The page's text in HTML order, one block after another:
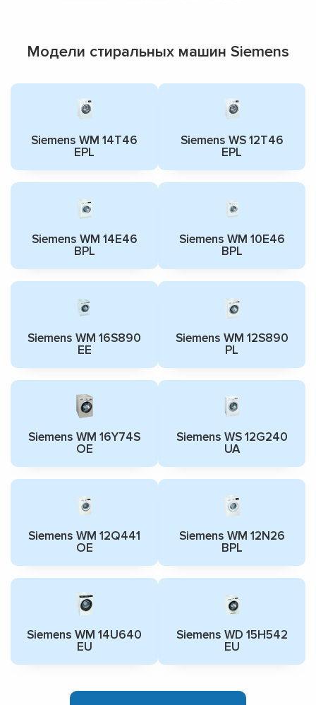
Модели стиральных машин Siemens
Siemens WM 14T46
EPL
Siemens WS 12T46
EPL
Siemens WM 14E46
BPL
Siemens WM 10E46
BPL
Siemens WM 16S890
EE
Siemens WM 12S890
PL
Siemens WM 16Y74S
OE
Siemens WS 12G240
UA
Siemens WM 12Q441
OE
Siemens WM 12N26
BPL
Siemens WM 14U640
EU
Siemens WD 15H542
EU